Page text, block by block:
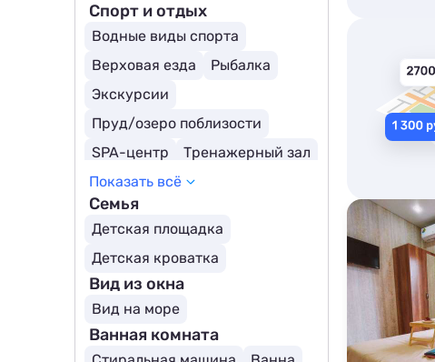
Спорт и отдых
Водные виды спорта
Верховая езда
Рыбалка
Экскурсии
Пруд/озеро поблизости
SPA-центр
Тренажерный зал
Показать всё
Семья
Детская площадка
Детская кроватка
Вид из окна
Вид на море
Ванная комната